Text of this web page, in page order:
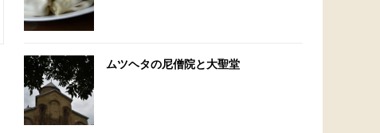
ムツヘタの尼僧院と大聖堂